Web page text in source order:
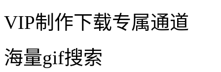
VIP制作下载专属通道
海量gif搜索